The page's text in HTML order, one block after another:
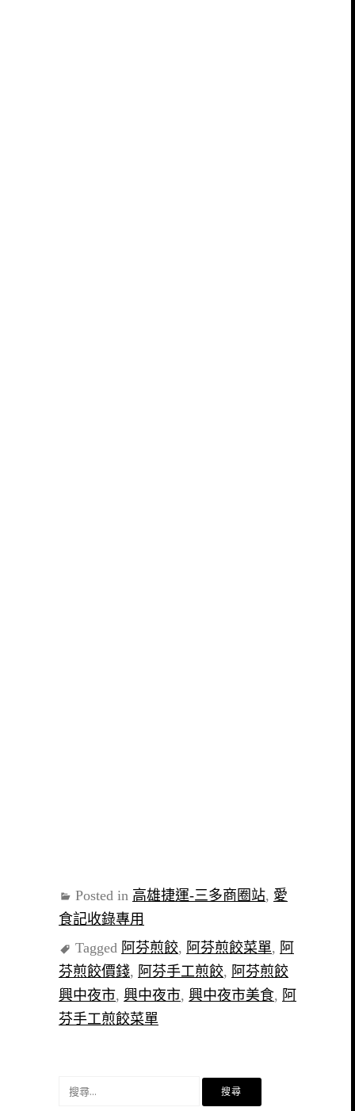
Posted in 高雄捷運-三多商圈站, 愛
食記收錄專用
Tagged 阿芬煎餃, 阿芬煎餃菜單, 阿
芬煎餃價錢, 阿芬手工煎餃, 阿芬煎餃
興中夜市, 興中夜市, 興中夜市美食, 阿
芬手工煎餃菜單